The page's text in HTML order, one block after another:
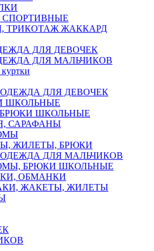
СПОРТИВНЫЕ
ТРИКОТАЖ ЖАККАРД
ДЛЯ ДЕВОЧЕК
ДЛЯ МАЛЬЧИКОВ
ДЛЯ ДЕВОЧЕК
ШКОЛЬНЫЕ
ШКОЛЬНЫЕ
САРАФАНЫ
ЖИЛЕТЫ, БРЮКИ
ДЛЯ МАЛЬЧИКОВ
БРЮКИ ШКОЛЬНЫЕ
ОБМАНКИ
ЖАКЕТЫ, ЖИЛЕТЫ